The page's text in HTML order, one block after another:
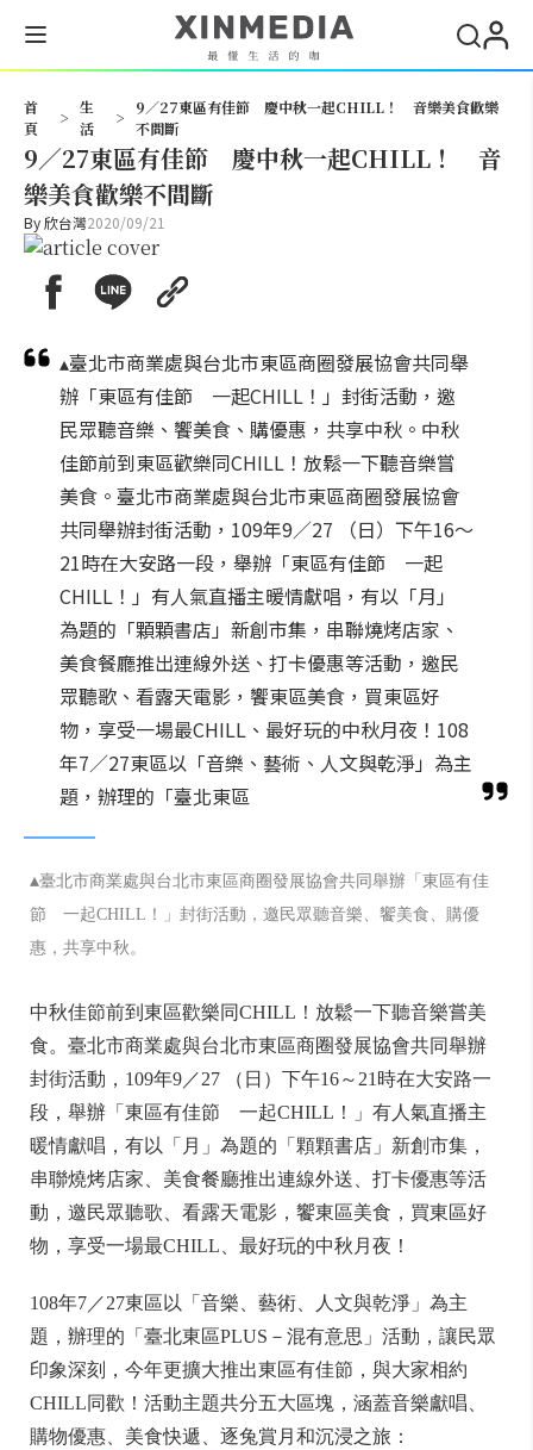
首
頁
>
生
活
>
9／27東區有佳節 慶中秋一起CHILL！ 音樂美食歡樂
不間斷
9／27東區有佳節 慶中秋一起CHILL！ 音
樂美食歡樂不間斷
By欣台灣2020/09/21
▴臺北市商業處與台北市東區商圈發展協會共同舉
辦「東區有佳節 一起CHILL！」封街活動，邀
民眾聽音樂、饗美食、購優惠，共享中秋。中秋
佳節前到東區歡樂同CHILL！放鬆一下聽音樂嘗
美食。臺北市商業處與台北市東區商圈發展協會
共同舉辦封街活動，109年9／27 （日）下午16～
21時在大安路一段，舉辦「東區有佳節 一起
CHILL！」有人氣直播主暖情獻唱，有以「月」
為題的「顆顆書店」新創市集，串聯燒烤店家、
美食餐廳推出連線外送、打卡優惠等活動，邀民
眾聽歌、看露天電影，饗東區美食，買東區好
物，享受一場最CHILL、最好玩的中秋月夜！108
年7／27東區以「音樂、藝術、人文與乾淨」為主
題，辦理的「臺北東區
▴臺北市商業處與台北市東區商圈發展協會共同舉辦「東區有佳
節 一起CHILL！」封街活動，邀民眾聽音樂、饗美食、購優
惠，共享中秋。
中秋佳節前到東區歡樂同CHILL！放鬆一下聽音樂嘗美
食。臺北市商業處與台北市東區商圈發展協會共同舉辦
封街活動，109年9／27 （日）下午16～21時在大安路一
段，舉辦「東區有佳節 一起CHILL！」有人氣直播主
暖情獻唱，有以「月」為題的「顆顆書店」新創市集，
串聯燒烤店家、美食餐廳推出連線外送、打卡優惠等活
動，邀民眾聽歌、看露天電影，饗東區美食，買東區好
物，享受一場最CHILL、最好玩的中秋月夜！
108年7／27東區以「音樂、藝術、人文與乾淨」為主
題，辦理的「臺北東區PLUS－混有意思」活動，讓民眾
印象深刻，今年更擴大推出東區有佳節，與大家相約
CHILL同歡！活動主題共分五大區塊，涵蓋音樂獻唱、
購物優惠、美食快遞、逐兔賞月和沉浸之旅：